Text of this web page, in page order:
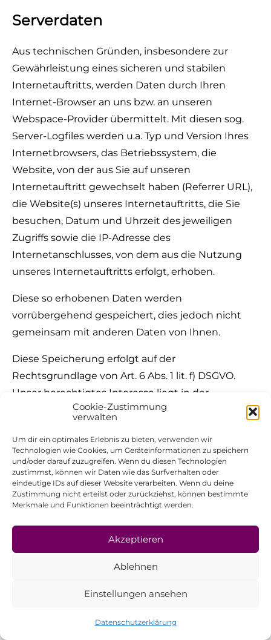
Cookie-Zustimmung
verwalten
Um dir ein optimales Erlebnis zu bieten, verwenden wir
Technologien wie Cookies, um Geräteinformationen zu speichern
und/oder darauf zuzugreifen. Wenn du diesen Technologien
zustimmst, können wir Daten wie das Surfverhalten oder
eindeutige IDs auf dieser Website verarbeiten. Wenn du deine
Zustimmung nicht erteilst oder zurückziehst, können bestimmte
Merkmale und Funktionen beeinträchtigt werden.
Akzeptieren
Ablehnen
Einstellungen ansehen
Datenschutzerklärung
Serverdaten
Aus technischen Gründen, insbesondere zur
Gewährleistung eines sicheren und stabilen
Internetauftritts, werden Daten durch Ihren
Internet-Browser an uns bzw. an unseren
Webspace-Provider übermittelt. Mit diesen sog.
Server-Logfiles werden u.a. Typ und Version Ihres
Internetbrowsers, das Betriebssystem, die
Website, von der aus Sie auf unseren
Internetauftritt gewechselt haben (Referrer URL),
die Website(s) unseres Internetauftritts, die Sie
besuchen, Datum und Uhrzeit des jeweiligen
Zugriffs sowie die IP-Adresse des
Internetanschlusses, von dem aus die Nutzung
unseres Internetauftritts erfolgt, erhoben.
Diese so erhobenen Daten werden
vorrübergehend gespeichert, dies jedoch nicht
gemeinsam mit anderen Daten von Ihnen.
Diese Speicherung erfolgt auf der
Rechtsgrundlage von Art. 6 Abs. 1 lit. f) DSGVO.
Unser berechtigtes Interesse liegt in der
Verbesserung, Stabilität, Funktionalität und
Die Daten werden spätestens nach sieben Tage
wieder gelöscht, soweit keine weitere
Aufbewahrung zu Beweiszwecken erforderlich ist.
Andernfalls sind die Daten bis zur endgültigen
Löschung ausgenommen.
Vertragsabwicklung
Die von Ihnen zur Inanspruchnahme unseres
Waren- und/oder Dienstleistungsangebots